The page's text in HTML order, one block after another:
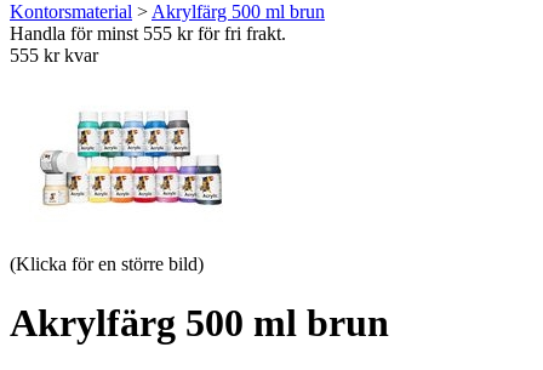
Kontorsmaterial > Akrylfärg 500 ml brun
Handla för minst 555 kr för fri frakt.
555 kr kvar
(Klicka för en större bild)
Akrylfärg 500 ml brun